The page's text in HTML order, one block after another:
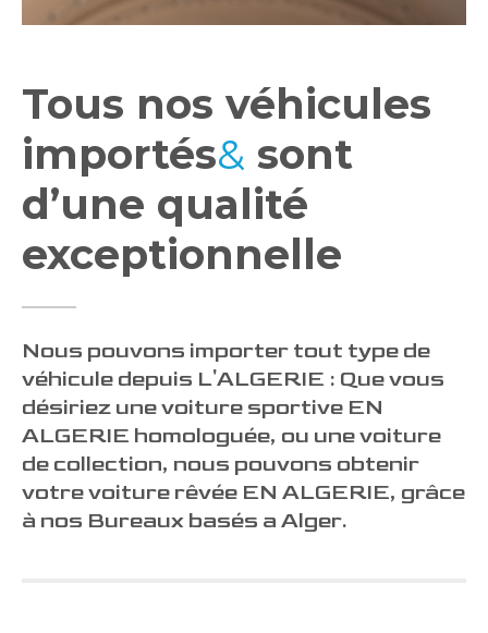
Tous nos véhicules
importés& sont
d’une qualité
exceptionnelle
Nous pouvons importer tout type de
véhicule depuis L'ALGERIE : Que vous
désiriez une voiture sportive EN
ALGERIE homologuée, ou une voiture
de collection, nous pouvons obtenir
votre voiture rêvée EN ALGERIE, grâce
à nos Bureaux basés a Alger.